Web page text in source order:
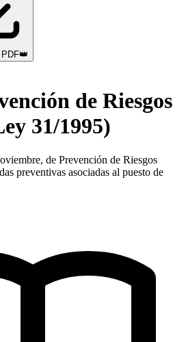
PDF👑
de Riesgos
31/1995)
de Prevención de Riesgos
preventivas asociadas al puesto de